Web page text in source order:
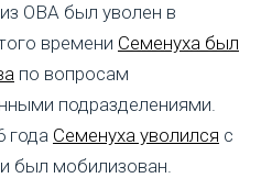
ОВА был уволен в
времени Семенуха был
по вопросам
подразделениями.
года Семенуха уволился с
был мобилизован.